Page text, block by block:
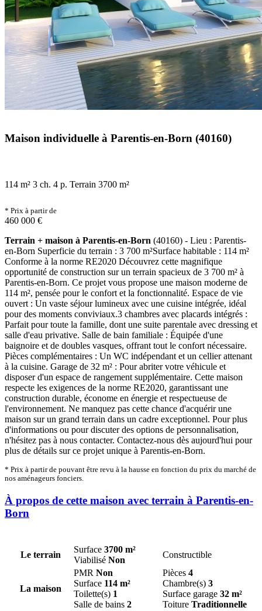
Maison individuelle à Parentis-en-Born (40160)
114 m² 3 ch. 4 p. Terrain 3700 m²
* Prix à partir de
460 000 €
Terrain + maison à Parentis-en-Born (40160) - Lieu : Parentis-
en-Born Superficie du terrain : 3 700 m²Surface habitable : 114 m²
Conforme à la norme RE2020 Découvrez cette magnifique
opportunité de construction sur un terrain spacieux de 3 700 m² à
Parentis-en-Born. Ce projet vous propose une maison moderne de
114 m², pensée pour le confort et la fonctionnalité. Espace de vie
ouvert : Un vaste séjour lumineux avec une cuisine intégrée, idéal
pour des moments conviviaux.3 chambres avec placards intégrés :
Parfait pour toute la famille, dont une suite parentale avec dressing et
salle d'eau privative. Salle de bain familiale : Équipée d'une
baignoire et de doubles vasques, offrant tout le confort nécessaire.
Pièces complémentaires : Un WC indépendant et un cellier attenant
à la cuisine. Garage de 32 m² : Pour abriter votre véhicule et
disposer d'un espace de rangement supplémentaire. Cette maison
respecte les exigences de la norme RE2020, garantissant une
construction durable, économe en énergie et respectueuse de
l'environnement. Ne manquez pas cette chance d'acquérir une
maison sur un grand terrain dans un cadre exceptionnel. Pour plus
d'informations ou pour discuter des options de personnalisation,
n'hésitez pas à nous contacter. Contactez-nous dès aujourd'hui pour
plus de détails sur ce projet unique à Parentis-en-Born.
* Prix à partir de pouvant être revu à la hausse en fonction du prix du marché de
nos aménageurs fonciers.
À propos de cette maison avec terrain à Parentis-en-
Born
Le terrain
Surface 3700 m²
Viabilisé Non
Constructible
La maison
PMR Non
Surface 114 m²
Toilette(s) 1
Salle de bains 2
Pièces 4
Chambre(s) 3
Surface garage 32 m²
Toiture Traditionnelle